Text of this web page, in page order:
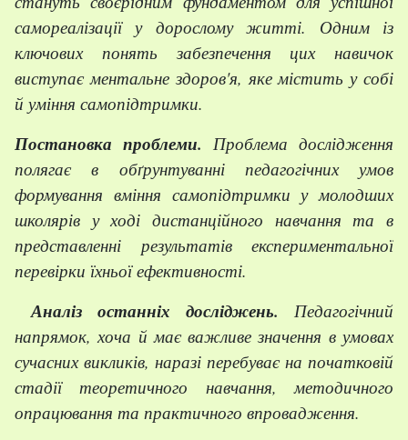
самореалізації у дорослому житті. Одним із
ключових понять забезпечення цих навичок
виступає ментальне здоров'я, яке містить у собі
й уміння самопідтримки.
Постановка проблеми. Проблема дослідження
полягає в обґрунтуванні педагогічних умов
формування вміння самопідтримки у молодших
школярів у ході дистанційного навчання та в
представленні результатів експериментальної
перевірки їхньої ефективності.
Аналіз останніх досліджень. Педагогічний
напрямок, хоча й має важливе значення в умовах
сучасних викликів, наразі перебуває на початковій
стадії теоретичного навчання, методичного
опрацювання та практичного впровадження.